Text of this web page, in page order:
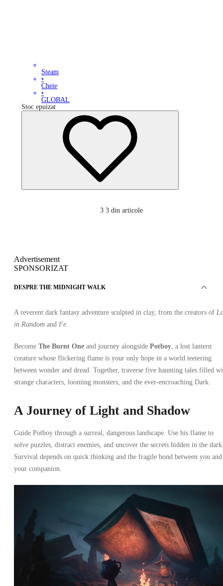
Steam
•
Cheie
•
GLOBAL
Stoc epuizat
3 3 din articole
Advertisement
SPONSORIZAT
DESPRE THE MIDNIGHT WALK
A reverent dark fantasy adventure sculpted in clay, from the creators of
in Random and Fe.
Become The Burnt One and journey alongside Potboy, a lost lantern
creature whose flickering flame is your only hope in a world teetering
between wonder and dread. Together, traverse five haunting tales filled
strange characters, looming monsters, and the ever-encroaching Dark.
A Journey of Light and Shadow
Guide Potboy through a surreal, dangerous landscape. Use his flame to
solve puzzles, distract enemies, and uncover the secrets hidden in the
Survival depends on quick thinking and the fragile bond between you and
your companion.